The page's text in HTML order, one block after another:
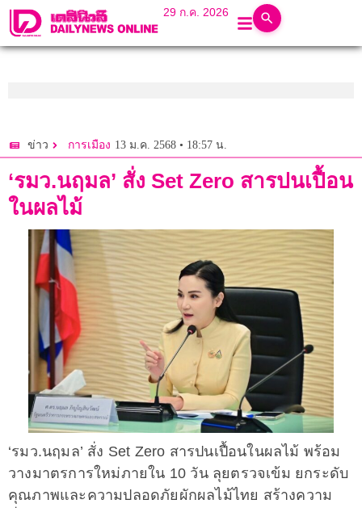
29 ก.ค. 2026
ข่าว การเมือง 13 ม.ค. 2568 • 18:57 น.
‘รมว.นฤมล’ สั่ง Set Zero สารปนเปื้อน
ในผลไม้
‘รมว.นฤมล’ สั่ง Set Zero สารปนเปื้อนในผลไม้ พร้อม
วางมาตรการใหม่ภายใน 10 วัน ลุยตรวจเข้ม ยกระดับ
คุณภาพและความปลอดภัยผักผลไม้ไทย สร้างความ